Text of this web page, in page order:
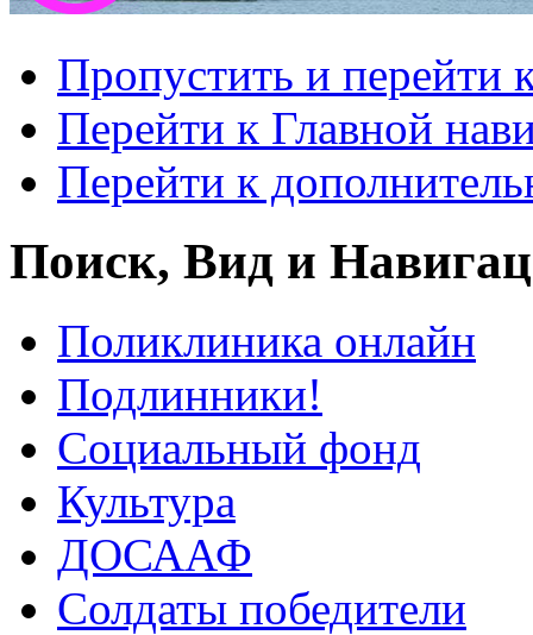
Пропустить и перейти
Перейти к Главной
Перейти к
Поиск, Вид и
Поликлиника онлайн
Подлинники!
Социальный фонд
Культура
ДОСААФ
Солдаты победители